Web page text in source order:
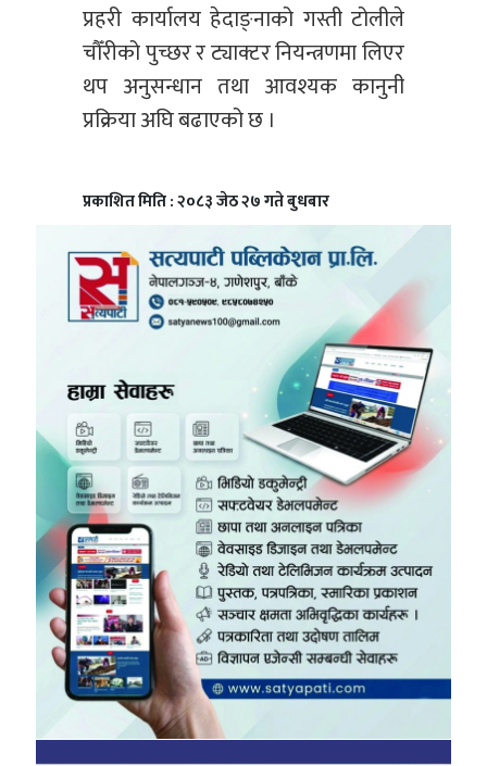
प्रहरी कार्यालय हेदाङ्नाको गस्ती टोलीले
चौँरीको पुच्छर र ट्याक्टर नियन्त्रणमा लिएर
थप अनुसन्धान तथा आवश्यक कानुनी
प्रक्रिया अघि बढाएको छ ।
प्रकाशित मिति : २०८३ जेठ २७ गते बुधबार